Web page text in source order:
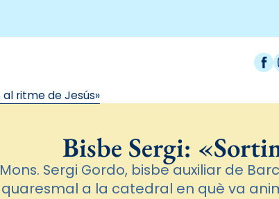
al ritme de Jesús»
Bisbe Sergi:
Mons. Sergi Gordo, bisbe auxiliar de
quaresmal a la catedral en què va